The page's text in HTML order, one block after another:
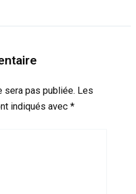
sera pas publiée. Les
indiqués avec *